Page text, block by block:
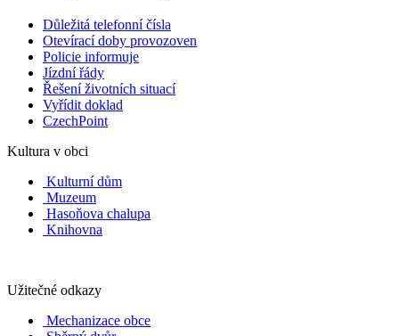
Důležitá telefonní čísla
Otevírací doby provozoven
Policie informuje
Jízdní řády
Řešení životních situací
Vyřídit doklad
CzechPoint
Kultura v obci
Kulturní dům
Muzeum
Hasoňova chalupa
Knihovna
Užitečné odkazy
Mechanizace obce